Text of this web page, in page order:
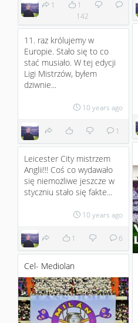
1
1
142
11. raz królujemy w
Europie. Stało się to co
stać musiało. W tej edycji
Ligi Mistrzów, byłem
dziwnie...
10 years ago
1
Leicester City mistrzem
Anglii!!! Coś co wydawało
się niemożliwe jeszcze w
styczniu stało się fakte...
10 years ago
1 6
Cel- Mediolan